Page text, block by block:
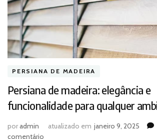
PERSIANA DE MADEIRA
Persiana de madeira: elegância e
funcionalidade para qualquer
poradmin atualizado em janeiro 9, 2025
comentário